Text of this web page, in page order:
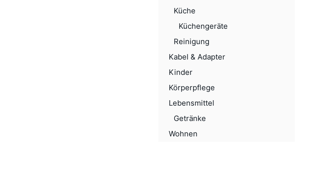
Küche
Küchengeräte
Reinigung
Kabel & Adapter
Kinder
Körperpflege
Lebensmittel
Getränke
Wohnen